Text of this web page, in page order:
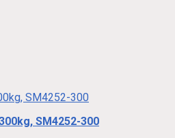
SM4252-300
SM4252-300